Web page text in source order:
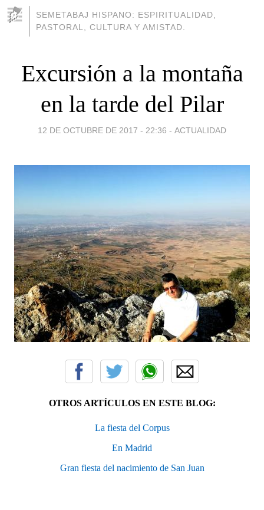
SEMETABAJ HISPANO: ESPIRITUALIDAD,
PASTORAL, CULTURA Y AMISTAD.
Excursión a la montaña
en la tarde del Pilar
12 DE OCTUBRE DE 2017 - 22:36 - ACTUALIDAD
OTROS ARTÍCULOS EN ESTE BLOG:
La fiesta del Corpus
En Madrid
Gran fiesta del nacimiento de San Juan